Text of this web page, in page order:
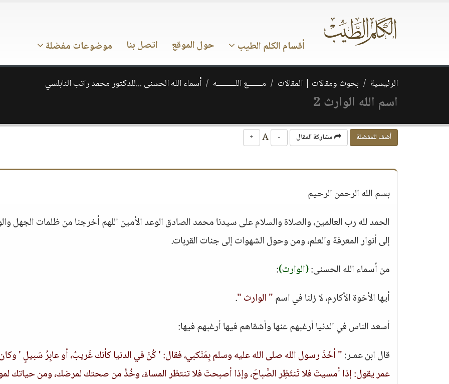
أقسام الكلم الطيب حول الموقع اتصل بنا موضوعات مفضلة
الرئيسية بحوث ومقالات | المقالات مـــــــع اللـــــــــه أسماء الله الحسنى ...للدكتور محمد راتب النابلسي
اسم الله الوارث 2
أضف للمفضلة مشاركة المقال -
+
بسم الله الرحمن الرحيم
الحمد لله رب العالمين، والصلاة والسلام على سيدنا محمد الصادق الوعد الأمين اللهم أخرجنا من ظلمات الجهل
إلى أنوار المعرفة والعلم، ومن وحول الشهوات إلى جنات القربات.
من أسماء الله الحسنى:(الوارث):
أيها الأخوة الأكارم، لا زلنا في اسم" الوارث ".
أسعد الناس في الدنيا أرغبهم عنها وأشقاهم فيها أرغبهم فيها:
قال ابن عمـر:" أخَذَ رسول الله صلى الله عليه وسلم بِمَنْكبي، فقال: ' كُنْ في الدنيا كأنك غَريبٌ، أو عابِرُ سَبيلٍ '
عمر يقول: إذا أمسيتَ فلا تَنتَظِر الصَّباحَ، وإذا أصبحتَ فلا تنتظر المساءَ، وخُذْ من صحتك لمرضك، ومن حياتك